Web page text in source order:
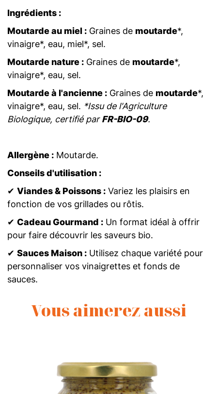
Ingrédients :
Moutarde au miel : Graines de moutarde*,
vinaigre*, eau, miel*, sel.
Moutarde nature : Graines de moutarde*,
vinaigre*, eau, sel.
Moutarde à l'ancienne : Graines de moutarde*,
vinaigre*, eau, sel. *Issu de l'Agriculture
Biologique, certifié parFR-BIO-09.
Allergène : Moutarde.
Conseils d'utilisation :
✔ Viandes & Poissons : Variez les plaisirs en
fonction de vos grillades ou rôtis.
✔ Cadeau Gourmand : Un format idéal à offrir
pour faire découvrir les saveurs bio.
✔ Sauces Maison : Utilisez chaque variété pour
personnaliser vos vinaigrettes et fonds de
sauces.
Vous aimerez aussi